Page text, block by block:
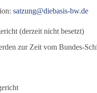
satzung@diebasis-bw.de
(derzeit nicht besetzt)
zur Zeit vom Bundes-